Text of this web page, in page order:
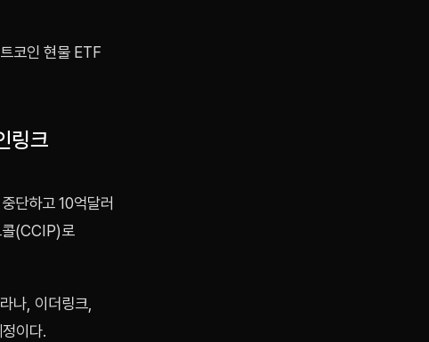
코인 현물 ETF
링크
단하고 10억달러
콜(CCIP)로
나, 이더링크,
이다.